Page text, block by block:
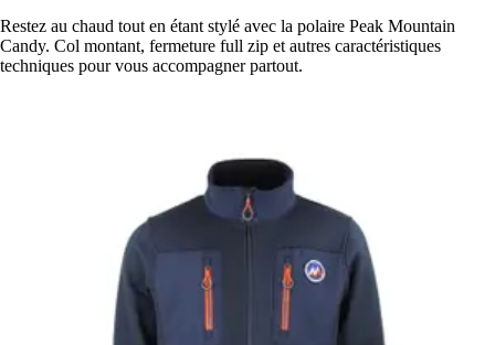
Restez au chaud tout en étant stylé avec la polaire Peak Mountain
Candy. Col montant, fermeture full zip et autres caractéristiques
techniques pour vous accompagner partout.